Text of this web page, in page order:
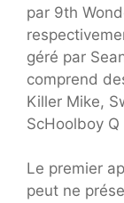
par 9th
géré par
comprend
Killer Mike,
ScHoolboy
Le premier
peut ne